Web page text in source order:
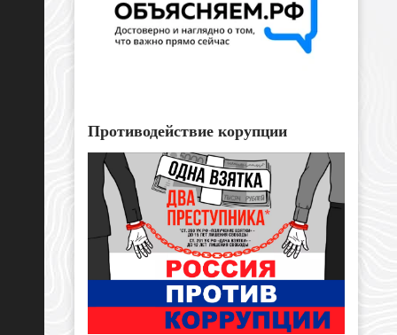
Противодействие корупции